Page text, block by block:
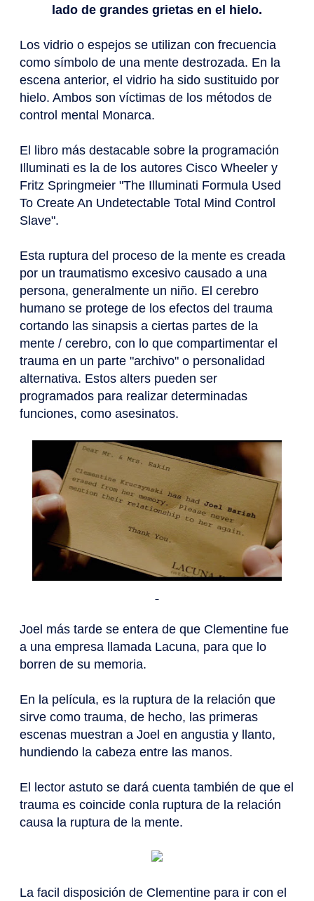
lado de grandes grietas en el hielo.
Los vidrio o espejos se utilizan con frecuencia
como símbolo de una mente destrozada. En la
escena anterior, el vidrio ha sido sustituido por
hielo. Ambos son víctimas de los métodos de
control mental Monarca.
El libro más destacable sobre la programación
Illuminati es la de los autores Cisco Wheeler y
Fritz Springmeier "The Illuminati Formula Used
To Create An Undetectable Total Mind Control
Slave".
Esta ruptura del proceso de la mente es creada
por un traumatismo excesivo causado a una
persona, generalmente un niño. El cerebro
humano se protege de los efectos del trauma
cortando las sinapsis a ciertas partes de la
mente / cerebro, con lo que compartimentar el
trauma en un parte "archivo" o personalidad
alternativa. Estos alters pueden ser
programados para realizar determinadas
funciones, como asesinatos.
Joel más tarde se entera de que Clementine fue
a una empresa llamada Lacuna, para que lo
borren de su memoria.
En la película, es la ruptura de la relación que
sirve como trauma, de hecho, las primeras
escenas muestran a Joel en angustia y llanto,
hundiendo la cabeza entre las manos.
El lector astuto se dará cuenta también de que el
trauma es coincide conla ruptura de la relación
causa la ruptura de la mente.
La facil disposición de Clementine para ir con el